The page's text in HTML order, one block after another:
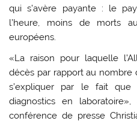
qui s’avère payante : le
l’heure, moins de morts
européens.
«La raison pour laquelle
décès par rapport au
s’expliquer par le fait que
diagnostics en
conférence de presse